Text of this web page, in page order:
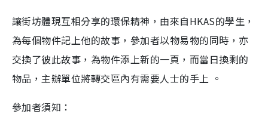
讓街坊體現互相分享的環保精神，由來自HKAS的學生，
為每個物件記上他的故事，參加者以物易物的同時，亦
交換了彼此故事，為物件添上新的一頁，而當日換剩的
物品，主辦單位將轉交區內有需要人士的手上 。
參加者須知：